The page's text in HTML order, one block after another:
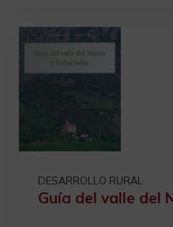
DESARROLLO RURAL
Guía del valle del